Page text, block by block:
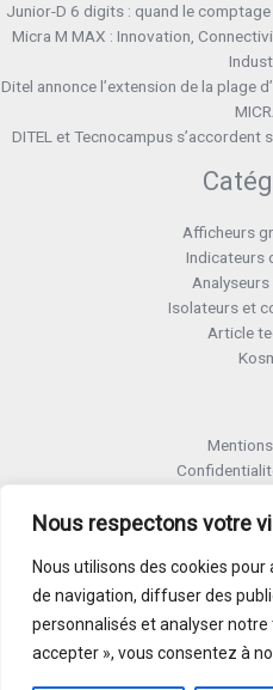
Nous respectons votre
Nous utilisons des cookies
de navigation, diffuser des
personnalisés et analyser notre
accepter », vous consentez à
Junior-D 6 digits : quand le
Micra M MAX : Innovation,
Ditel annonce l’extension de la plage
DITEL et Tecnocampus
Afficheurs
Indicateurs
Isolateurs et
Article
Termes et
Activer